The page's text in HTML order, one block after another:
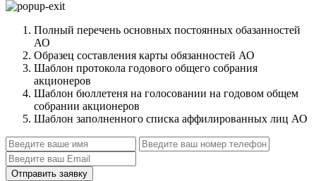
Полный перечень основных постоянных обазанностей
АО
Образец составления карты обязанностей АО
Шаблон протокола годового общего собрания
акционеров
Шаблон бюллетеня на голосовании на годовом общем
собрании акционеров
Шаблон заполненного списка аффилированных лиц АО
Отправить заявку